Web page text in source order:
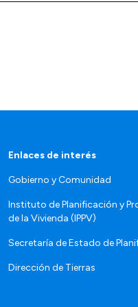
Enlaces de interés
Gobierno y Comunidad
Instituto de Planificación y
de la Vivienda (IPPV)
Secretaría de Estado de
Dirección de Tierras